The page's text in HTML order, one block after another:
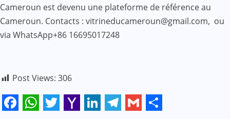
Cameroun est devenu une plateforme de référence au
Cameroun. Contacts : vitrineducameroun@gmail.com, ou
via WhatsApp+86 16695017248
Post Views: 306